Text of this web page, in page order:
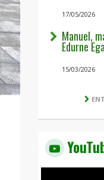
17/05/2026
Manuel,
Edurne
15/03/2026